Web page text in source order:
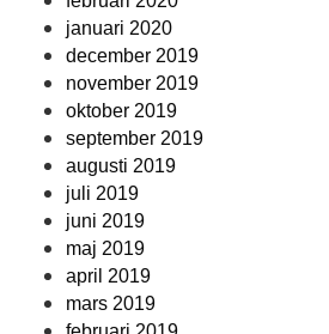
januari 2020
december 2019
november 2019
oktober 2019
september 2019
augusti 2019
juli 2019
juni 2019
maj 2019
april 2019
mars 2019